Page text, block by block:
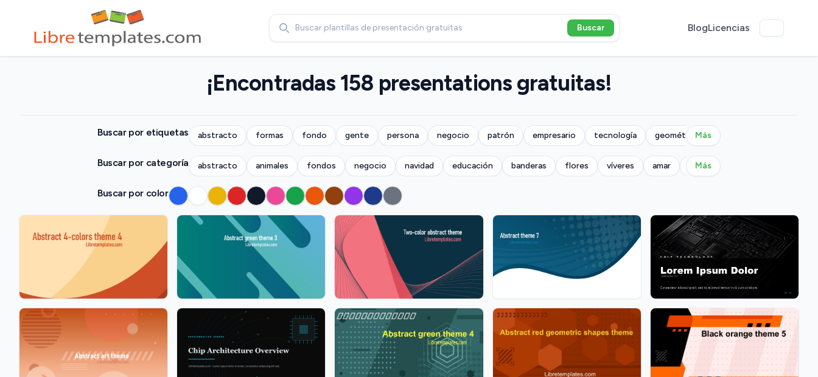
Search
Buscar
BlogLicencias
¡Encontradas 158 presentations gratuitas!
Buscar por etiquetas abstracto formas fondo gente persona negocio patrón empresario tecnología geométricoMás
Buscar por categoría abstracto animales fondos negocio navidad educación banderas flores víveres amar militar
Más
Buscar por color